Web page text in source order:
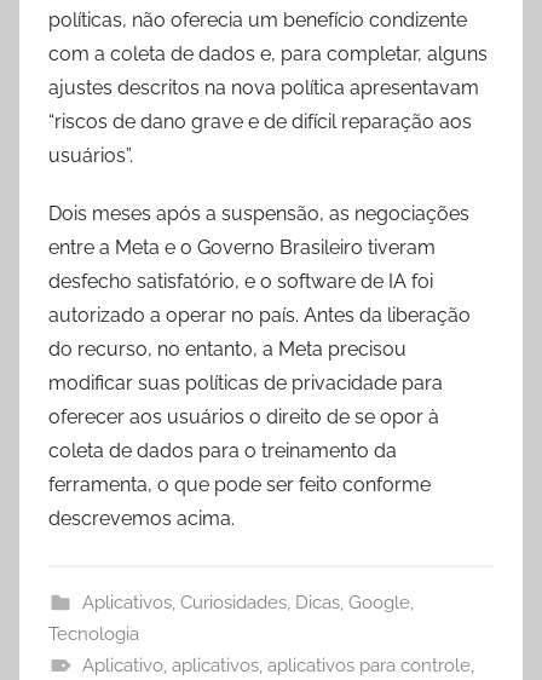
políticas, não oferecia um benefício condizente
com a coleta de dados e, para completar, alguns
ajustes descritos na nova política apresentavam
“riscos de dano grave e de difícil reparação aos
usuários”.
Dois meses após a suspensão, as negociações
entre a Meta e o Governo Brasileiro tiveram
desfecho satisfatório, e o software de IA foi
autorizado a operar no país. Antes da liberação
do recurso, no entanto, a Meta precisou
modificar suas políticas de privacidade para
oferecer aos usuários o direito de se opor à
coleta de dados para o treinamento da
ferramenta, o que pode ser feito conforme
descrevemos acima.
Aplicativos, Curiosidades, Dicas, Google,
Tecnologia
Aplicativo, aplicativos, aplicativos para controle,